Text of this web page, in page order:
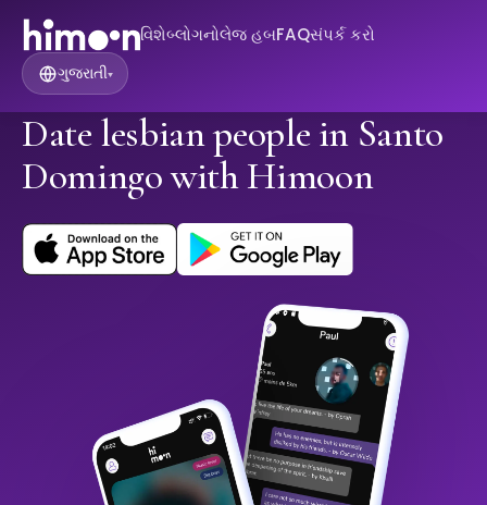
વિશેબ્લોગનોલેજ હબFAQસંપર્ક કરો
ગુજરાતી▾
Date lesbian people in Santo
Domingo with Himoon